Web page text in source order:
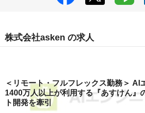
株式会社asken の求人
＜リモート・フルフレックス勤務＞ AI
1400万人以上が利用する『あすけん』
ト開発を牽引